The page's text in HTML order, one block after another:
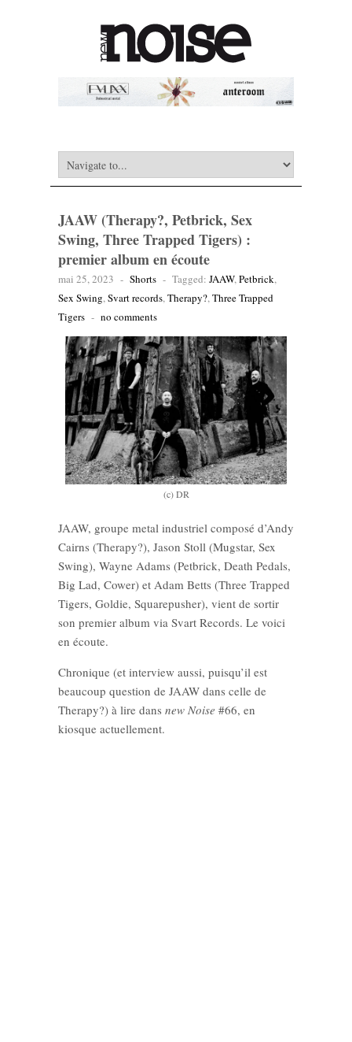
JAAW (Therapy?, Petbrick, Sex
Swing, Three Trapped Tigers) :
premier album en écoute
mai 25, 2023 - Shorts - Tagged: JAAW,Petbrick,
Sex Swing,Svart records,Therapy?,Three Trapped
Tigers - no comments
(c) DR
JAAW, groupe metal industriel composé d’Andy
Cairns (Therapy?), Jason Stoll (Mugstar, Sex
Swing), Wayne Adams (Petbrick, Death Pedals,
Big Lad, Cower) et Adam Betts (Three Trapped
Tigers, Goldie, Squarepusher), vient de sortir
son premier album via Svart Records. Le voici
en écoute.
Chronique (et interview aussi, puisqu’il est
beaucoup question de JAAW dans celle de
Therapy?) à lire dans new Noise #66, en
kiosque actuellement.